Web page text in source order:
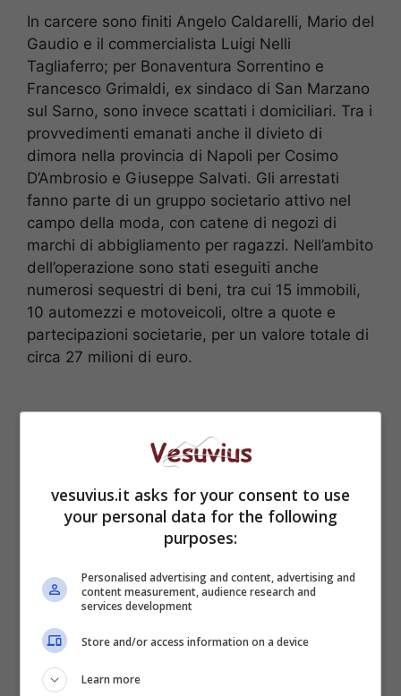
In carcere sono finiti Angelo Caldarelli, Mario del
Gaudio e il commercialista Luigi Nelli
Tagliaferro; per Bonaventura Sorrentino e
Francesco Grimaldi, ex sindaco di San Marzano
sul Sarno, sono invece scattati i domiciliari. Tra i
provvedimenti emanati anche il divieto di
dimora nella provincia di Napoli per Cosimo
D’Ambrosio e Giuseppe Salvati. Gli arrestati
fanno parte di un gruppo societario attivo nel
campo della moda, con catene di negozi di
marchi di abbigliamento per ragazzi. Nell’ambito
dell’operazione sono stati eseguiti anche
numerosi sequestri di beni, tra cui 15 immobili,
10 automezzi e motoveicoli, oltre a quote e
partecipazioni societarie, per un valore totale di
circa 27 milioni di euro.
La società coinvolta nell’operazione,
che tratta marchi noti come Anthony Morato e
vesuvius.it asks for your consent to use
your personal data for the following
purposes:
Personalised advertising and content, advertising and
content measurement, audience research and
services development
Store and/or access information on a device
Learn more